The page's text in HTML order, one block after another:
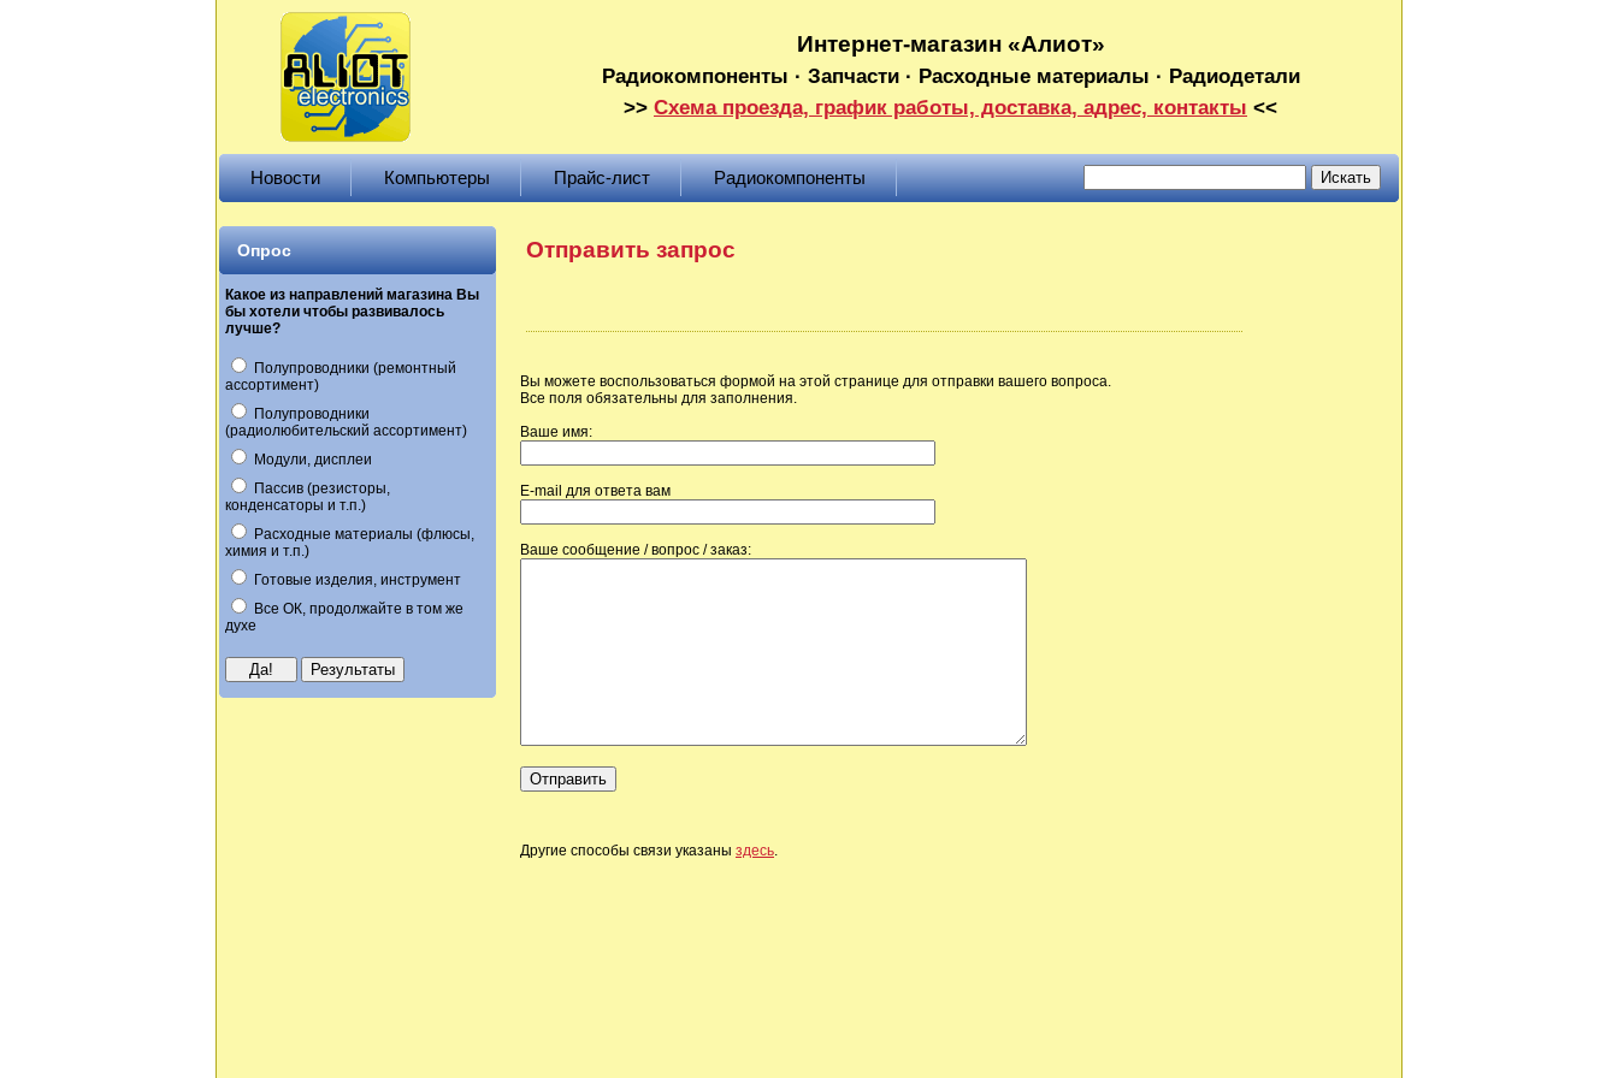
Интернет-магазин «Алиот»
Радиокомпоненты · Запчасти · Расходные материалы · Радиодетали
>> Схема проезда, график работы, доставка, адрес, контакты <<
Новости Компьютеры Прайс-лист Радиокомпоненты
Опрос
Какое из направлений магазина Вы
бы хотели чтобы развивалось
лучше?
Полупроводники (ремонтный
ассортимент)
Полупроводники
(радиолюбительский ассортимент)
Модули, дисплеи
Пассив (резисторы,
конденсаторы и т.п.)
Расходные материалы (флюсы,
химия и т.п.)
Готовые изделия, инструмент
Все ОК, продолжайте в том же
духе
Отправить запрос
Вы можете воспользоваться формой на этой странице для отправки вашего вопроса.
Все поля обязательны для заполнения.
Ваше имя:
E-mail для ответа вам
Ваше сообщение / вопрос / заказ:
Другие способы связи указаны здесь.